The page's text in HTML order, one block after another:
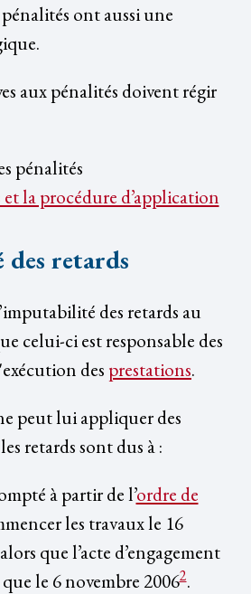
ont aussi une
aux pénalités doivent régir
pénalités
la procédure d’application
retards
des retards au
celui-ci est responsable des
des prestations.
peut lui appliquer des
retards sont dus à :
à partir de l’ordre de
les travaux le 16
que l’acte d’engagement
le 6 novembre 20062.